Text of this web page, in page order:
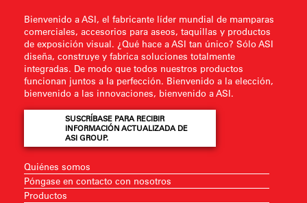
Bienvenido a ASI, el fabricante líder mundial de mamparas
comerciales, accesorios para aseos, taquillas y productos
de exposición visual. ¿Qué hace a ASI tan único? Sólo ASI
diseña, construye y fabrica soluciones totalmente
integradas. De modo que todos nuestros productos
funcionan juntos a la perfección. Bienvenido a la elección,
bienvenido a las innovaciones, bienvenido a ASI.
SUSCRÍBASE PARA RECIBIR
INFORMACIÓN ACTUALIZADA DE
ASI GROUP.
Quiénes somos
Póngase en contacto con nosotros
Productos